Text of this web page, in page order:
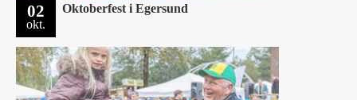
02
okt.
Oktoberfest i Egersund